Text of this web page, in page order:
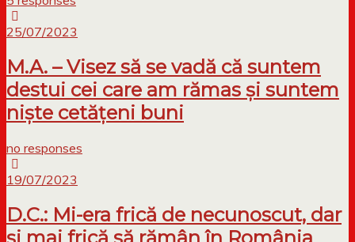
25/07/2023
M.A. – Visez să se vadă că suntem
destui cei care am rămas și suntem
niște cetățeni buni
no responses
19/07/2023
D.C.: Mi-era frică de necunoscut, dar